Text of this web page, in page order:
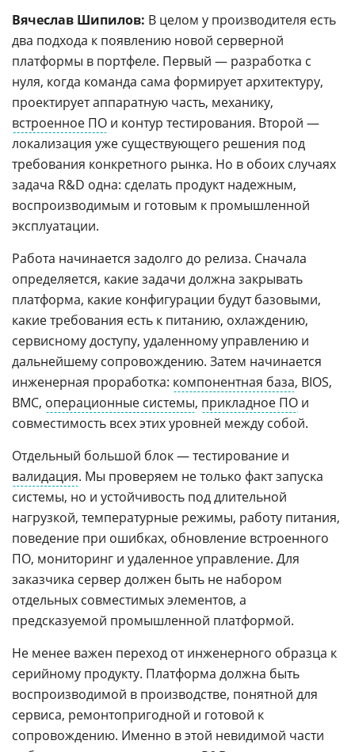
Вячеслав Шипилов: В целом у производителя есть
два подхода к появлению новой серверной
платформы в портфеле. Первый — разработка с
нуля, когда команда сама формирует архитектуру,
проектирует аппаратную часть, механику,
встроенное ПО и контур тестирования. Второй —
локализация уже существующего решения под
требования конкретного рынка. Но в обоих случаях
задача R&D одна: сделать продукт надежным,
воспроизводимым и готовым к промышленной
эксплуатации.
Работа начинается задолго до релиза. Сначала
определяется, какие задачи должна закрывать
платформа, какие конфигурации будут базовыми,
какие требования есть к питанию, охлаждению,
сервисному доступу, удаленному управлению и
дальнейшему сопровождению. Затем начинается
инженерная проработка: компонентная база, BIOS,
BMC, операционные системы, прикладное ПО и
совместимость всех этих уровней между собой.
Отдельный большой блок — тестирование и
валидация. Мы проверяем не только факт запуска
системы, но и устойчивость под длительной
нагрузкой, температурные режимы, работу питания,
поведение при ошибках, обновление встроенного
ПО, мониторинг и удаленное управление. Для
заказчика сервер должен быть не набором
отдельных совместимых элементов, а
предсказуемой промышленной платформой.
Не менее важен переход от инженерного образца к
серийному продукту. Платформа должна быть
воспроизводимой в производстве, понятной для
сервиса, ремонтопригодной и готовой к
сопровождению. Именно в этой невидимой части